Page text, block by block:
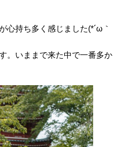
心持ち多く感じました(*´ω｀
。いままで来た中で一番多か